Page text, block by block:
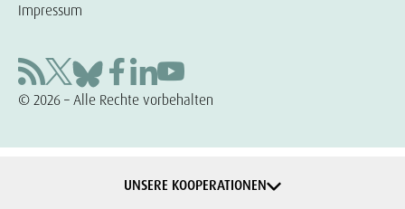
Impressum
© 2026 – Alle Rechte vorbehalten
UNSERE KOOPERATIONEN